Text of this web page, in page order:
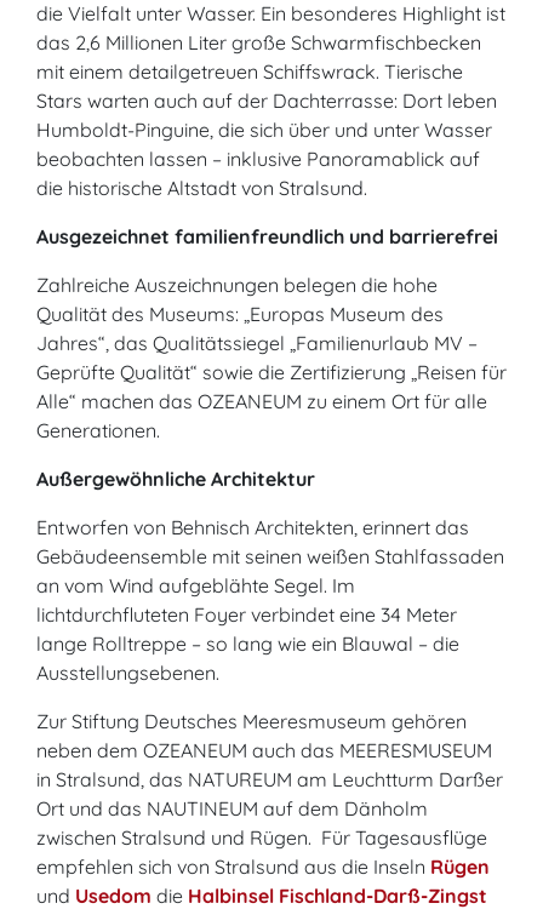
die Vielfalt unter Wasser. Ein besonderes Highlight ist
das 2,6 Millionen Liter große Schwarmfischbecken
mit einem detailgetreuen Schiffswrack. Tierische
Stars warten auch auf der Dachterrasse: Dort leben
Humboldt-Pinguine, die sich über und unter Wasser
beobachten lassen – inklusive Panoramablick auf
die historische Altstadt von Stralsund.
Ausgezeichnet familienfreundlich und barrierefrei
Zahlreiche Auszeichnungen belegen die hohe
Qualität des Museums: „Europas Museum des
Jahres“, das Qualitätssiegel „Familienurlaub MV –
Geprüfte Qualität“ sowie die Zertifizierung „Reisen für
Alle“ machen das OZEANEUM zu einem Ort für alle
Generationen.
Außergewöhnliche Architektur
Entworfen von Behnisch Architekten, erinnert das
Gebäudeensemble mit seinen weißen Stahlfassaden
an vom Wind aufgeblähte Segel. Im
lichtdurchfluteten Foyer verbindet eine 34 Meter
lange Rolltreppe – so lang wie ein Blauwal – die
Ausstellungsebenen.
Zur Stiftung Deutsches Meeresmuseum gehören
neben dem OZEANEUM auch das MEERESMUSEUM
in Stralsund, das NATUREUM am Leuchtturm Darßer
Ort und das NAUTINEUM auf dem Dänholm
zwischen Stralsund und Rügen. Für Tagesausflüge
empfehlen sich von Stralsund aus die Inseln Rügen
und Usedom die Halbinsel Fischland-Darß-Zingst